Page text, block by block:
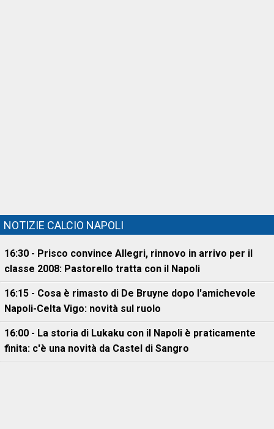
NOTIZIE CALCIO NAPOLI
16:30 - Prisco convince Allegri, rinnovo in arrivo per il
classe 2008: Pastorello tratta con il Napoli
16:15 - Cosa è rimasto di De Bruyne dopo l'amichevole
Napoli-Celta Vigo: novità sul ruolo
16:00 - La storia di Lukaku con il Napoli è praticamente
finita: c'è una novità da Castel di Sangro